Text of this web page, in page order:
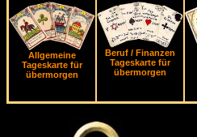
Allgemeine
Tageskarte für
übermorgen
Beruf / Finanzen
Tageskarte für
übermorgen